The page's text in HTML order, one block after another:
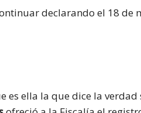
declarando el 18 de
es ella la que dice la